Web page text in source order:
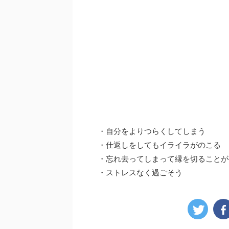
・自分をよりつらくしてしまう
・仕返しをしてもイライラがのこる
・忘れ去ってしまって縁を切ること
・ストレスなく過ごそう